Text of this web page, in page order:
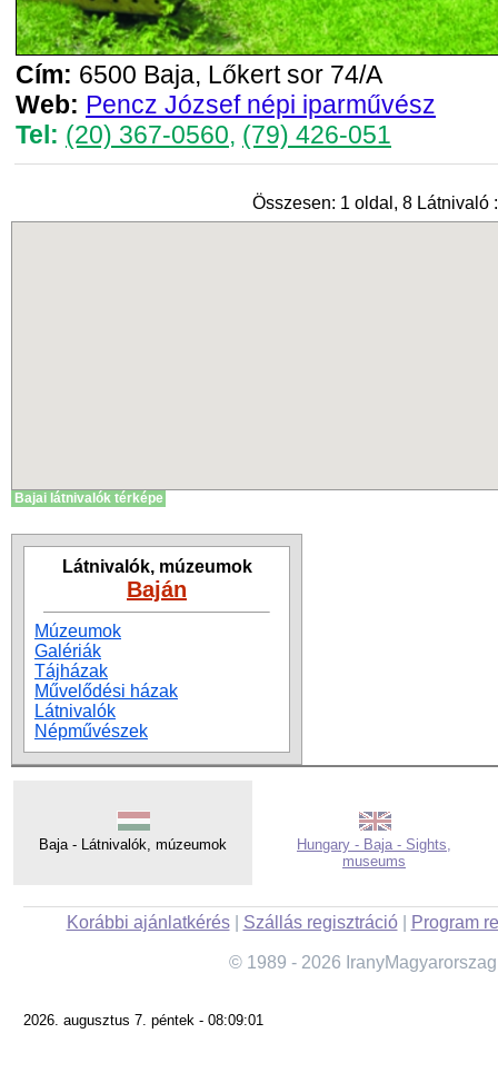
Cím: 6500 Baja, Lőkert sor 74/A
Web: Pencz József népi iparművész
Tel: (20) 367-0560, (79) 426-051
Összesen: 1 oldal, 8 Látnivaló :
Bajai látnivalók térképe
Látnivalók, múzeumok
Baján
Múzeumok
Galériák
Tájházak
Művelődési házak
Látnivalók
Népművészek
Baja - Látnivalók, múzeumok
Hungary - Baja - Sights,
museums
Korábbi ajánlatkérés| Szállás regisztráció| Program
© 1989 - 2026
2026. augusztus 7. péntek - 08:09:01